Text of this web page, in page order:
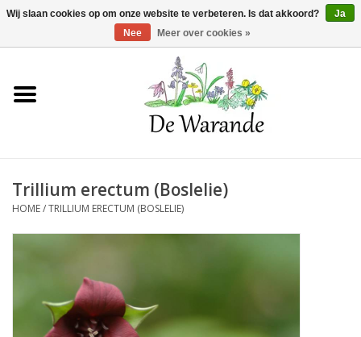
Winkelwagen >0 Artikelen - €0,00
Home
Voorjaarsbloeiers
Zomerbloeiers
Herfstbloeiers
Schaduwplanten
Trillium erectum (Boslelie)
HOME/TRILLIUM ERECTUM (BOSLELIE)
Wij slaan cookies op om onze website te verbeteren. Is dat akkoord?
Ja
Nee
Meer over cookies »